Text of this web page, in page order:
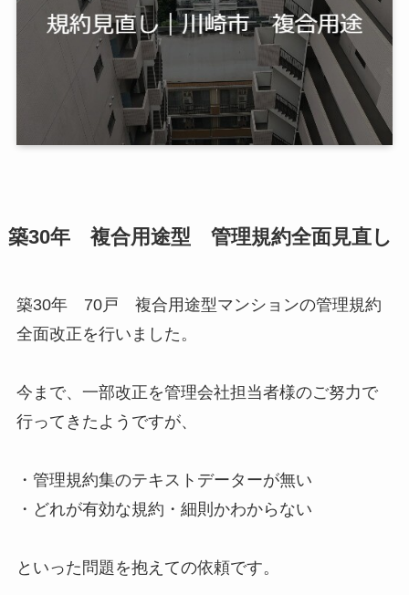
築30年 複合用途型 管理規約全面見直し
築30年 70戸 複合用途型マンションの管理規約
全面改正を行いました。
今まで、一部改正を管理会社担当者様のご努力で
行ってきたようですが、
・管理規約集のテキストデーターが無い
・どれが有効な規約・細則かわからない
といった問題を抱えての依頼です。